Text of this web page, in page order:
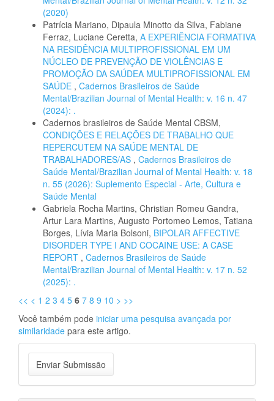
(2020)
Patrícia Mariano, Dipaula Minotto da Silva, Fabiane
Ferraz, Luciane Ceretta, A EXPERIÊNCIA FORMATIVA
NA RESIDÊNCIA MULTIPROFISSIONAL EM UM
NÚCLEO DE PREVENÇÃO DE VIOLÊNCIAS E
PROMOÇÃO DA SAÚDEA MULTIPROFISSIONAL EM
SAÚDE , Cadernos Brasileiros de Saúde
Mental/Brazilian Journal of Mental Health: v. 16 n. 47
(2024): .
Cadernos brasileiros de Saúde Mental CBSM,
CONDIÇÕES E RELAÇÕES DE TRABALHO QUE
REPERCUTEM NA SAÚDE MENTAL DE
TRABALHADORES/AS , Cadernos Brasileiros de
Saúde Mental/Brazilian Journal of Mental Health: v. 18
n. 55 (2026): Suplemento Especial - Arte, Cultura e
Saúde Mental
Gabriela Rocha Martins, Christian Romeu Gandra,
Artur Lara Martins, Augusto Portomeo Lemos, Tatiana
Borges, Lívia Maria Bolsoni, BIPOLAR AFFECTIVE
DISORDER TYPE I AND COCAINE USE: A CASE
REPORT , Cadernos Brasileiros de Saúde
Mental/Brazilian Journal of Mental Health: v. 17 n. 52
(2025): .
<< < 1 2 3 4 5 6 7 8 9 10 > >>
Você também pode iniciar uma pesquisa avançada por
similaridade para este artigo.
Enviar
Submissão
Enviar Submissão